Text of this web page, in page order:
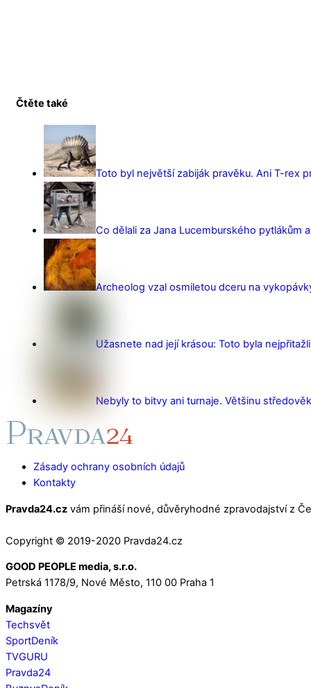
Čtěte také
Toto byl největší zabiják pravěku. Ani T-rex
Co dělali za Jana Lucemburského pytlákům
Archeolog vzal osmiletou dceru na
Užasnete nad její krásou: Toto byla
Nebyly to bitvy ani turnaje. Většinu
Zásady ochrany osobních údajů
Kontakty
Pravda24.cz vám přináší nové, důvěryhodné zpravodajství z
Copyright © 2019-2020 Pravda24.cz
GOOD PEOPLE media, s.r.o.
Petrská 1178/9, Nové Město, 110 00 Praha 1
Magazíny
Techsvět
SportDeník
TVGURU
Pravda24